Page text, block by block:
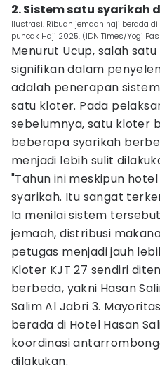
2. Sistem satu syarikah
Ilustrasi. Ribuan jemaah haji berada
puncak Haji 2025. (IDN Times/Yogi
Menurut Ucup, salah
signifikan dalam
adalah penerapan
satu kloter. Pada
sebelumnya, satu kloter
beberapa syarikah
menjadi lebih sulit
"Tahun ini meskipun
syarikah. Itu sangat
Ia menilai sistem
jemaah, distribusi
petugas menjadi jauh
Kloter KJT 27 sendiri
berbeda, yakni Hasan
Salim Al Jabri 3.
berada di Hotel Hasan
koordinasi
dilakukan.